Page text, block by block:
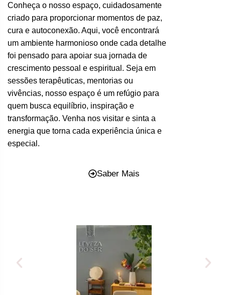
Conheça o nosso espaço, cuidadosamente
criado para proporcionar momentos de paz,
cura e autoconexão. Aqui, você encontrará
um ambiente harmonioso onde cada detalhe
foi pensado para apoiar sua jornada de
crescimento pessoal e espiritual. Seja em
sessões terapêuticas, mentorias ou
vivências, nosso espaço é um refúgio para
quem busca equilíbrio, inspiração e
transformação. Venha nos visitar e sinta a
energia que torna cada experiência única e
especial.
Saber Mais